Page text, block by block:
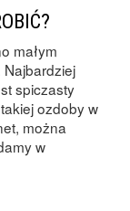
małym
Najbardziej
spiczasty
ozdoby w
można
w